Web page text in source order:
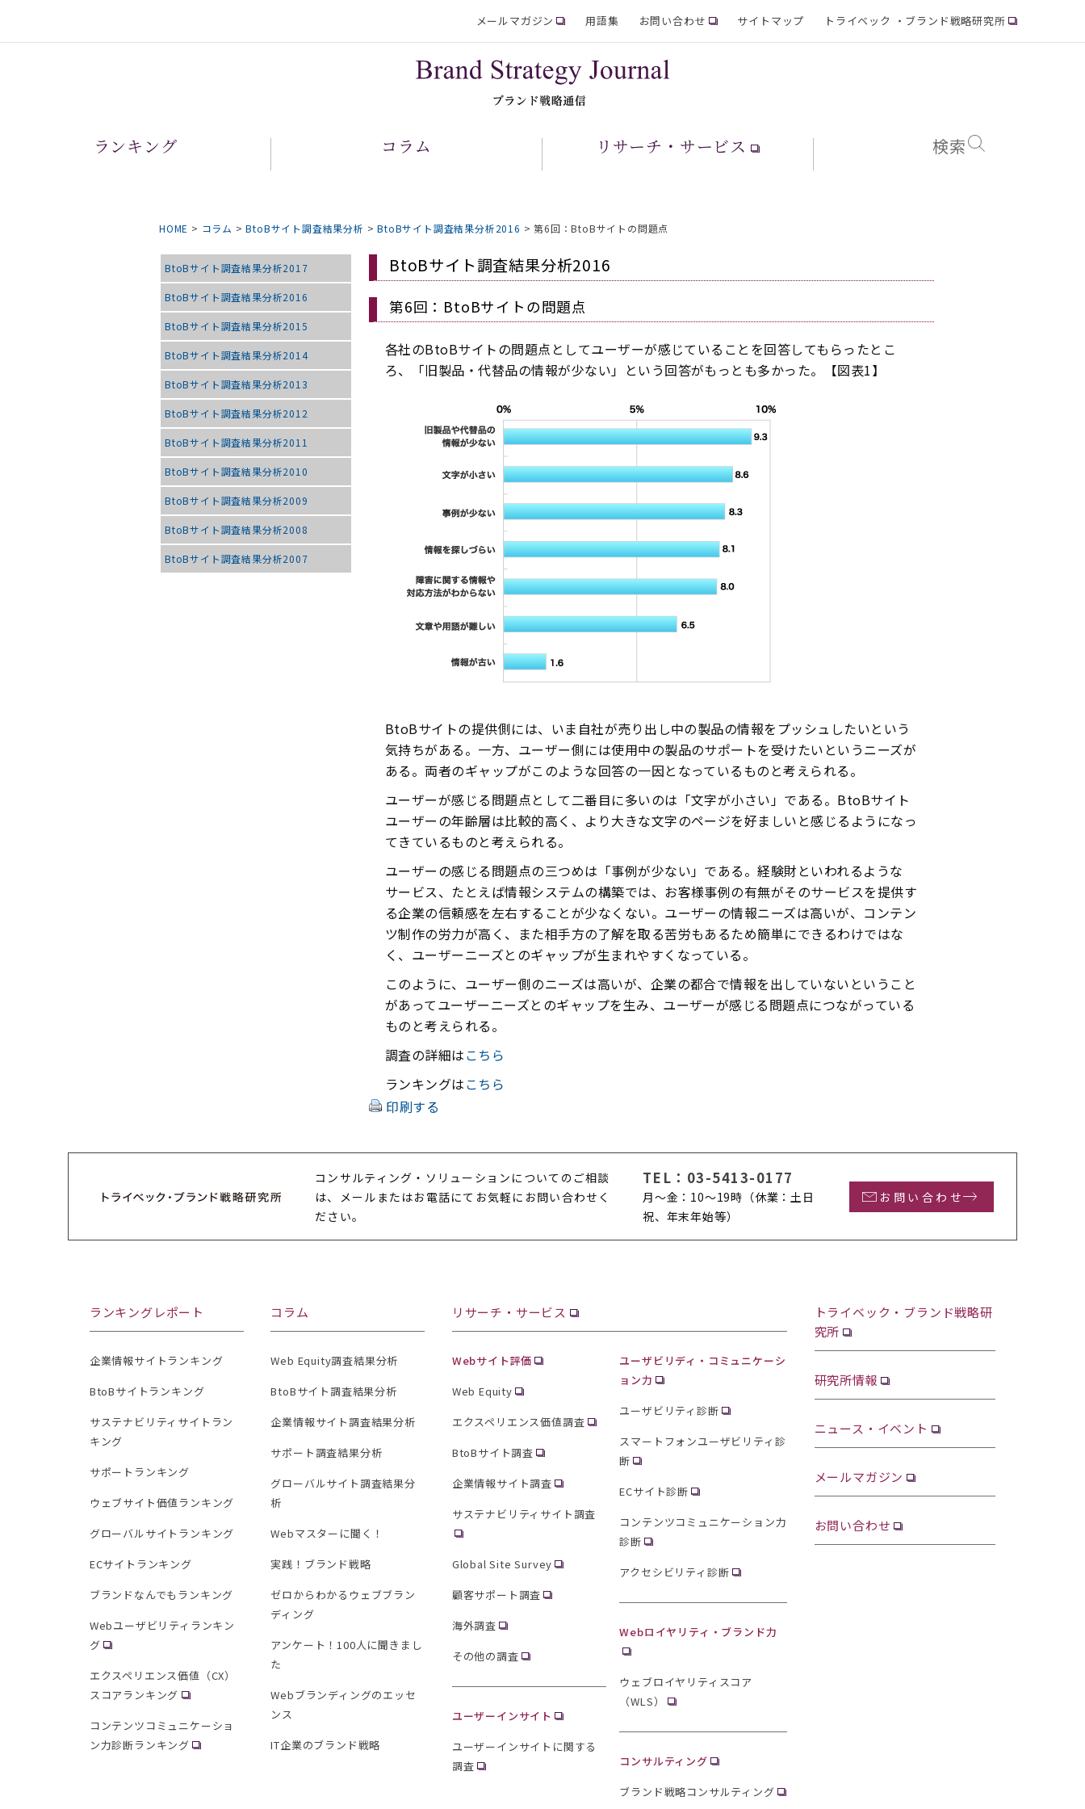
メールマガジン 用語集 お問い合わせ サイトマップ トライベック ・ブランド戦略研究所
ランキング コラム リサーチ・サービス 検索
HOME > コラム >BtoBサイト調査結果分析 >BtoBサイト調査結果分析2016 >第6回：BtoBサイトの問題点
BtoBサイト調査結果分析2017
BtoBサイト調査結果分析2016
BtoBサイト調査結果分析2015
BtoBサイト調査結果分析2014
BtoBサイト調査結果分析2013
BtoBサイト調査結果分析2012
BtoBサイト調査結果分析2011
BtoBサイト調査結果分析2010
BtoBサイト調査結果分析2009
BtoBサイト調査結果分析2008
BtoBサイト調査結果分析2007
BtoBサイト調査結果分析2016
第6回：BtoBサイトの問題点
各社のBtoBサイトの問題点としてユーザーが感じていることを回答してもらったとこ
ろ、「旧製品・代替品の情報が少ない」という回答がもっとも多かった。【図表1】
BtoBサイトの提供側には、いま自社が売り出し中の製品の情報をプッシュしたいという
気持ちがある。一方、ユーザー側には使用中の製品のサポートを受けたいというニーズが
ある。両者のギャップがこのような回答の一因となっているものと考えられる。
ユーザーが感じる問題点として二番目に多いのは「文字が小さい」である。BtoBサイト
ユーザーの年齢層は比較的高く、より大きな文字のページを好ましいと感じるようになっ
てきているものと考えられる。
ユーザーの感じる問題点の三つめは「事例が少ない」である。経験財といわれるような
サービス、たとえば情報システムの構築では、お客様事例の有無がそのサービスを提供す
る企業の信頼感を左右することが少なくない。ユーザーの情報ニーズは高いが、コンテン
ツ制作の労力が高く、また相手方の了解を取る苦労もあるため簡単にできるわけではな
く、ユーザーニーズとのギャップが生まれやすくなっている。
このように、ユーザー側のニーズは高いが、企業の都合で情報を出していないということ
があってユーザーニーズとのギャップを生み、ユーザーが感じる問題点につながっている
ものと考えられる。
調査の詳細はこちら
ランキングはこちら
印刷する
コンサルティング・ソリューションについてのご相談
は、メールまたはお電話にてお気軽にお問い合わせく
ださい。
TEL： 03-5413-0177
月〜金：10〜19時 （休業：土日
祝、年末年始等）
お問い合わせ
ランキングレポート
企業情報サイトランキング
BtoBサイトランキング
サステナビリティサイトラン
キング
サポートランキング
ウェブサイト価値ランキング
グローバルサイトランキング
ECサイトランキング
ブランドなんでもランキング
Webユーザビリティランキン
グ
エクスペリエンス価値（CX）
スコアランキング
コンテンツコミュニケーショ
ン力診断ランキング
コラム
Web Equity調査結果分析
BtoBサイト調査結果分析
企業情報サイト調査結果分析
サポート調査結果分析
グローバルサイト調査結果分
析
Webマスターに聞く！
実践！ブランド戦略
ゼロからわかるウェブブラン
ディング
アンケート！100人に聞きまし
た
Webブランディングのエッセ
ンス
IT企業のブランド戦略
リサーチ・サービス
Webサイト評価
Web Equity
エクスペリエンス価値調査
BtoBサイト調査
企業情報サイト調査
サステナビリティサイト調査
Global Site Survey
顧客サポート調査
海外調査
その他の調査
ユーザーインサイト
ユーザーインサイトに関する
調査
ユーザビリディ・コミュニケーシ
ョン力
ユーザビリティ診断
スマートフォンユーザビリティ診
断
ECサイト診断
コンテンツコミュニケーション力
診断
アクセシビリティ診断
Webロイヤリティ・ブランド力
ウェブロイヤリティスコア
（WLS）
コンサルティング
ブランド戦略コンサルティング
トライベック・ブランド戦略研
究所
研究所情報
ニュース・イベント
メールマガジン
お問い合わせ